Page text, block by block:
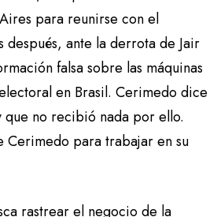
para reunirse con el
ante la derrota de Jair
falsa sobre las máquinas
en Brasil. Cerimedo dice
no recibió nada por ello.
Cerimedo para trabajar en su
rastrear el negocio de la